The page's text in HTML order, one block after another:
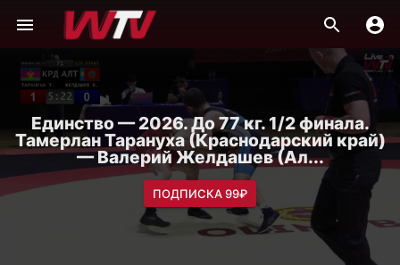
Единство — 2026. До 77 кг. 1/2 финала.
Тамерлан Тарануха (Краснодарский край)
— Валерий Желдашев (Ал...
ПОДПИСКА 99₽